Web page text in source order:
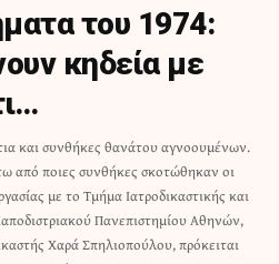
του 1974:
κηδεία με
και συνθήκες θανάτου αγνοουμένων.
από ποιες συνθήκες σκοτώθηκαν οι
με το Τμήμα Ιατροδικαστικής και
Πανεπιστημίου Αθηνών,
Χαρά Σπηλιοπούλου, πρόκειται